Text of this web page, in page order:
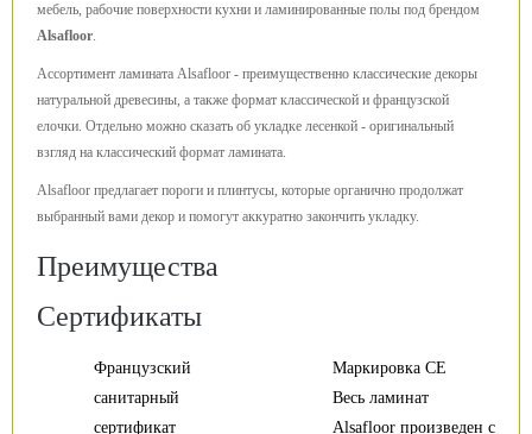
мебель, рабочие поверхности кухни и ламинированные полы под брендом
Alsafloor.
Ассортимент ламината Alsafloor - преимущественно классические декоры
натуральной древесины, а также формат классической и французской
елочки. Отдельно можно сказать об укладке лесенкой - оригинальный
взгляд на классический формат ламината.
Alsafloor предлагает пороги и плинтусы, которые органично продолжат
выбранный вами декор и помогут аккуратно закончить укладку.
Преимущества
Сертификаты
Французский
санитарный
сертификат
Маркировка CE
Весь ламинат
Alsafloor произведен с